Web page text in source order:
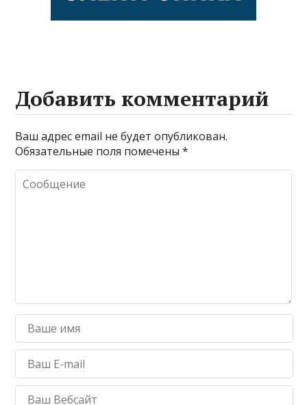
Добавить комментарий
Ваш адрес email не будет опубликован.
Обязательные поля помечены*